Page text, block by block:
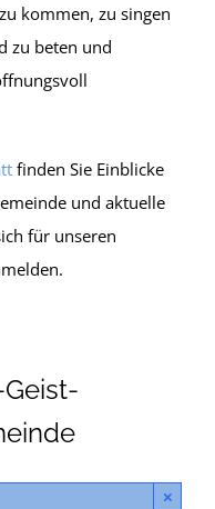
kommen, zu singen
zu beten und
finden Sie Einblicke
und aktuelle
für unseren
×